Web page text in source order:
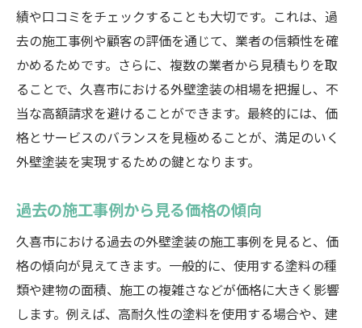
契約内容を明確にする方法
久喜市での成功事例から学ぶ
外壁塗装の価格を抑えるために久喜市でできる
こと
塗装時期の見極め方
自分でできるメンテナンスのポイント
価格を抑えるための業者選びのコツ
共同購入でコストダウンを図る方法
リフォームローンの活用とその注意点
久喜市の外壁塗装で失敗しないための注意点
契約前に確認すべきポイント
績や口コミをチェックすることも大切です。これは、過
去の施工事例や顧客の評価を通じて、業者の信頼性を確
かめるためです。さらに、複数の業者から見積もりを取
ることで、久喜市における外壁塗装の相場を把握し、不
当な高額請求を避けることができます。最終的には、価
格とサービスのバランスを見極めることが、満足のいく
外壁塗装を実現するための鍵となります。
過去の施工事例から見る価格の傾向
久喜市における過去の外壁塗装の施工事例を見ると、価
格の傾向が見えてきます。一般的に、使用する塗料の種
類や建物の面積、施工の複雑さなどが価格に大きく影響
します。例えば、高耐久性の塗料を使用する場合や、建